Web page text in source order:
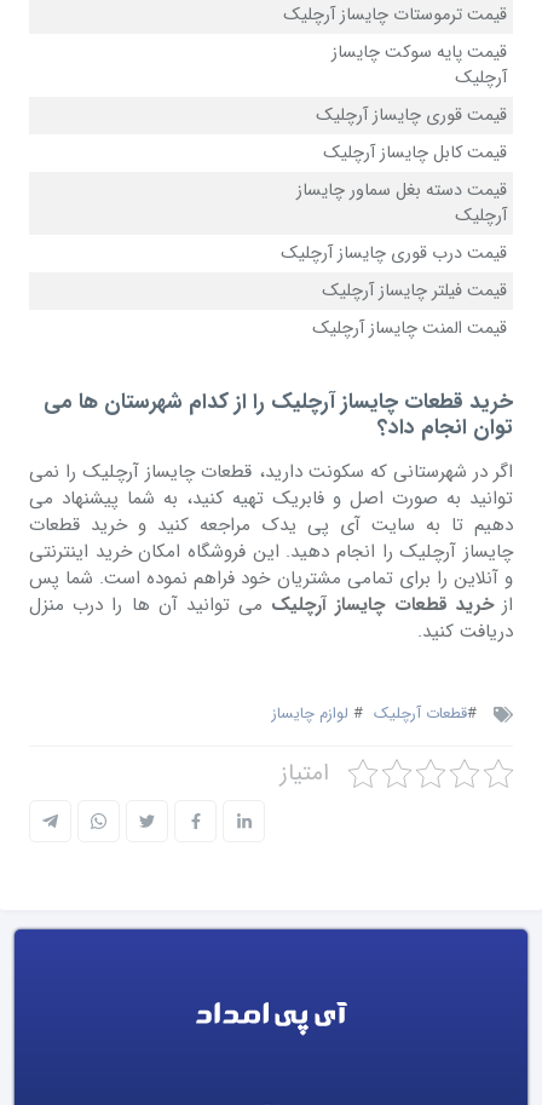
قیمت ترموستات چایساز آرچلیک
قیمت پایه سوکت چایساز
آرچلیک
قیمت قوری چایساز آرچلیک
قیمت کابل چایساز آرچلیک
قیمت دسته بغل سماور چایساز
آرچلیک
قیمت درب قوری چایساز آرچلیک
قیمت فیلتر چایساز آرچلیک
قیمت المنت چایساز آرچلیک
خرید قطعات چایساز آرچلیک را از کدام شهرستان ها می
توان انجام داد؟
اگر در شهرستانی که سکونت دارید، قطعات چایساز آرچلیک را نمی
توانید به صورت اصل و فابریک تهیه کنید، به شما پیشنهاد می
دهیم تا به سایت آی پی یدک مراجعه کنید و خرید قطعات
چایساز آرچلیک را انجام دهید. این فروشگاه امکان خرید اینترنتی
و آنلاین را برای تمامی مشتریان خود فراهم نموده است. شما پس
ازخرید قطعات چایساز آرچلیک می توانید آن ها را درب منزل
دریافت کنید.
#قطعات آرچلیک # لوازم چایساز
امتیاز